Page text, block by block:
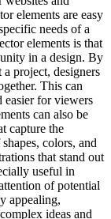
elements are easy
needs of a
elements is that
in a design. By
project, designers
This can
easier for viewers
can also be
capture the
colors, and
that stand out
useful in
of potential
appealing,
ideas and